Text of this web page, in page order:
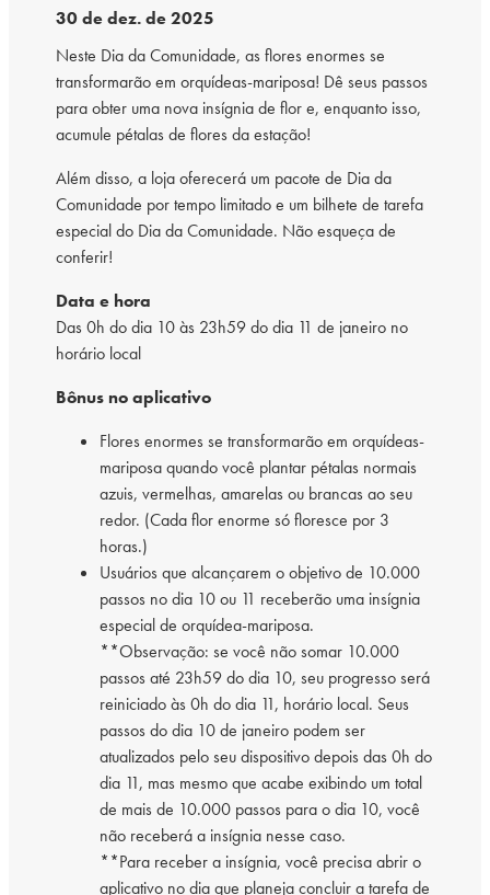
30 de dez. de 2025
Neste Dia da Comunidade, as flores enormes se
transformarão em orquídeas-mariposa! Dê seus passos
para obter uma nova insígnia de flor e, enquanto isso,
acumule pétalas de flores da estação!
Além disso, a loja oferecerá um pacote de Dia da
Comunidade por tempo limitado e um bilhete de tarefa
especial do Dia da Comunidade. Não esqueça de
conferir!
Data e hora
Das 0h do dia 10 às 23h59 do dia 11 de janeiro no
horário local
Bônus no aplicativo
Flores enormes se transformarão em orquídeas-
mariposa quando você plantar pétalas normais
azuis, vermelhas, amarelas ou brancas ao seu
redor. (Cada flor enorme só floresce por 3
horas.)
Usuários que alcançarem o objetivo de 10.000
passos no dia 10 ou 11 receberão uma insígnia
especial de orquídea-mariposa.
**Observação: se você não somar 10.000
passos até 23h59 do dia 10, seu progresso será
reiniciado às 0h do dia 11, horário local. Seus
passos do dia 10 de janeiro podem ser
atualizados pelo seu dispositivo depois das 0h do
dia 11, mas mesmo que acabe exibindo um total
de mais de 10.000 passos para o dia 10, você
não receberá a insígnia nesse caso.
**Para receber a insígnia, você precisa abrir o
aplicativo no dia que planeja concluir a tarefa de